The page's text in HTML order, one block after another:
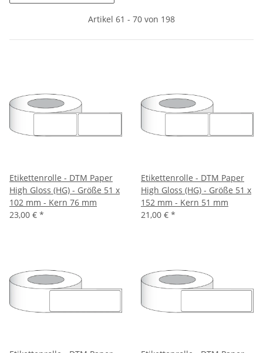
Artikel 61 - 70 von 198
Etikettenrolle - DTM Paper
High Gloss (HG) - Größe 51 x
102 mm - Kern 76 mm
23,00 € *
Etikettenrolle - DTM Paper
High Gloss (HG) - Größe 51 x
152 mm - Kern 51 mm
21,00 € *